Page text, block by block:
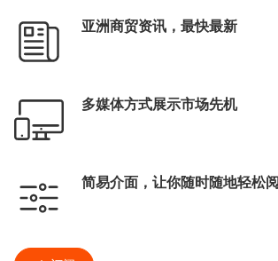
内地发展支援计划
推动高质量发展・香港论坛
亚洲商贸资讯，最快最新
多媒体方式展示市场先机
简易介面，让你随时随地轻松